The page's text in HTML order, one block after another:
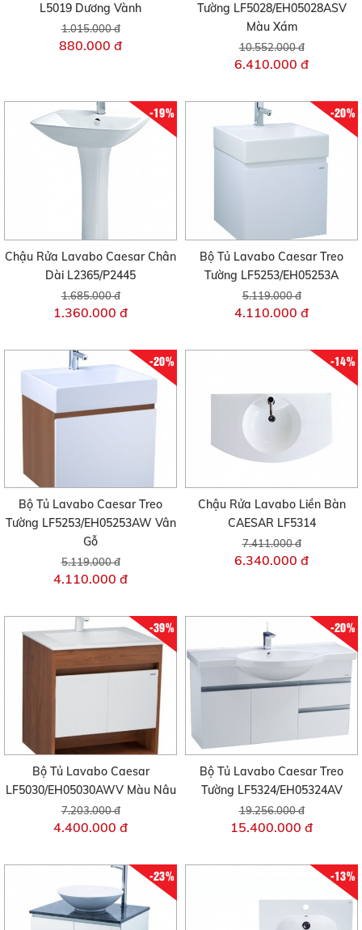
L5019 Dương Vành
1.015.000 đ
880.000 đ
Tường LF5028/EH05028ASV
Màu Xám
10.552.000 đ
6.410.000 đ
-19%
Chậu Rửa Lavabo Caesar Chân
Dài L2365/P2445
1.685.000 đ
1.360.000 đ
-20%
Bộ Tủ Lavabo Caesar Treo
Tường LF5253/EH05253A
5.119.000 đ
4.110.000 đ
-20%
Bộ Tủ Lavabo Caesar Treo
Tường LF5253/EH05253AW Vân
Gỗ
5.119.000 đ
4.110.000 đ
-14%
Chậu Rửa Lavabo Liền Bàn
CAESAR LF5314
7.411.000 đ
6.340.000 đ
-39%
Bộ Tủ Lavabo Caesar
LF5030/EH05030AWV Màu Nâu
7.203.000 đ
4.400.000 đ
-20%
Bộ Tủ Lavabo Caesar Treo
Tường LF5324/EH05324AV
19.256.000 đ
15.400.000 đ
-23% -13%